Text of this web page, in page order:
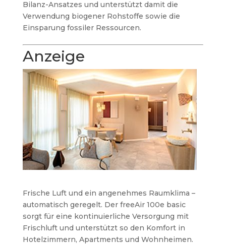
Bilanz-Ansatzes und unterstützt damit die
Verwendung biogener Rohstoffe sowie die
Einsparung fossiler Ressourcen.
Anzeige
Frische Luft und ein angenehmes Raumklima –
automatisch geregelt. Der freeAir 100e basic
sorgt für eine kontinuierliche Versorgung mit
Frischluft und unterstützt so den Komfort in
Hotelzimmern, Apartments und Wohnheimen.